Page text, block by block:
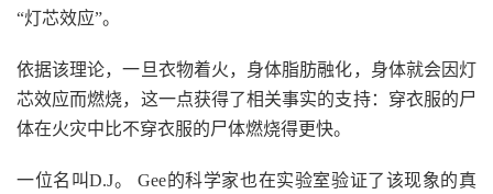
“灯芯效应”。
依据该理论，一旦衣物着火，身体脂肪融化，身体就会因灯
芯效应而燃烧，这一点获得了相关事实的支持：穿衣服的尸
体在火灾中比不穿衣服的尸体燃烧得更快。
一位名叫D.J。 Gee的科学家也在实验室验证了该现象的真